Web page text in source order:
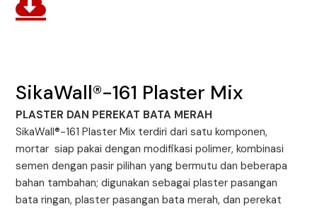
SikaWall®-161 Plaster Mix
PLASTER DAN PEREKAT BATA MERAH
SikaWall®-161 Plaster Mix terdiri dari satu komponen,
mortar siap pakai dengan modifikasi polimer, kombinasi
semen dengan pasir pilihan yang bermutu dan beberapa
bahan tambahan; digunakan sebagai plaster pasangan
bata ringan, plaster pasangan bata merah, dan perekat